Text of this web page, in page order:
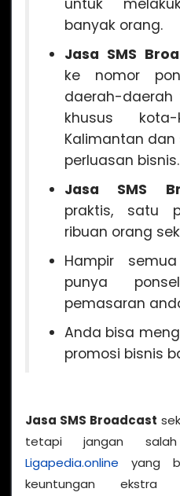
untuk
banyak orang.
Jasa SMS
ke nomor
daerah-daerah
khusus
Kalimantan
perluasan bisnis.
Jasa SMS
praktis, satu
ribuan orang
Hampir
punya
pemasaran
Anda bisa
promosi bisnis
Jasa SMS Broadcast
tetapi jangan
Ligapedia.online yang
keuntungan